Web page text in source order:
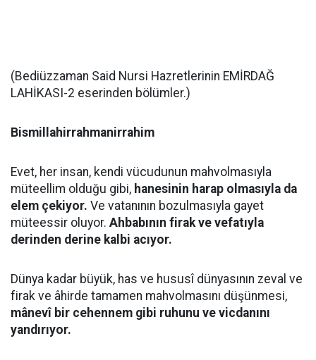
(Bediüzzaman Said Nursi Hazretlerinin EMİRDAĞ
LAHİKASI-2 eserinden bölümler.)
Bismillahirrahmanirrahim
Evet, her insan, kendi vücudunun mahvolmasıyla
müteellim olduğu gibi, hanesinin harap olmasıyla da
elem çekiyor. Ve vatanının bozulmasıyla gayet
müteessir oluyor. Ahbabının firak ve vefatıyla
derinden derine kalbi acıyor.
Dünya kadar büyük, has ve hususî dünyasının zeval ve
firak ve âhirde tamamen mahvolmasını düşünmesi,
mânevî bir cehennem gibi ruhunu ve vicdanını
yandırıyor.